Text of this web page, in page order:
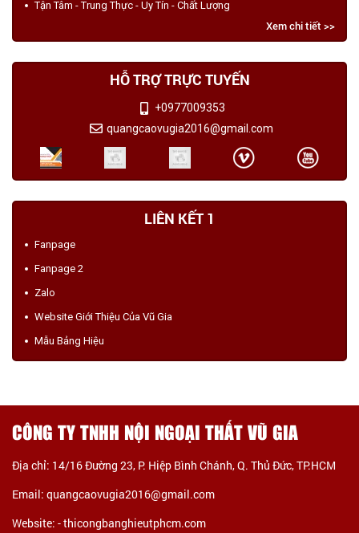
Tận Tâm - Trung Thực - Uy Tín - Chất Lượng
Xem chi tiết >>
HỖ TRỢ TRỰC TUYẾN
+0977009353
quangcaovugia2016@gmail.com
LIÊN KẾT 1
Fanpage
Fanpage 2
Zalo
Website Giới Thiệu Của Vũ Gia
Mẫu Bảng Hiệu
CÔNG TY TNHH NỘI NGOẠI THẤT VŨ GIA
Địa chỉ: 14/16 Đường 23, P. Hiệp Bình Chánh, Q. Thủ Đức, TP.HCM
Email: quangcaovugia2016@gmail.com
Website: -thicongbanghieutphcm.com